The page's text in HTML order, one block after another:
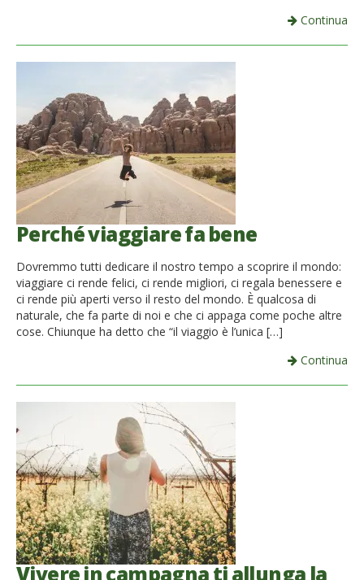
Continua
Perché viaggiare fa bene
Dovremmo tutti dedicare il nostro tempo a scoprire il mondo:
viaggiare ci rende felici, ci rende migliori, ci regala benessere e
ci rende più aperti verso il resto del mondo. È qualcosa di
naturale, che fa parte di noi e che ci appaga come poche altre
cose. Chiunque ha detto che “il viaggio è l’unica […]
Continua
Vivere in campagna ti allunga la